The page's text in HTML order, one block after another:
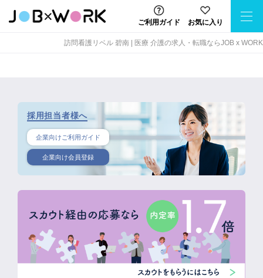
ご利用ガイド お気に入り
訪問看護リベル 碧南 | 医療 介護の求人・転職ならJOB x WORK
採用担当者様へ
企業向けご利用ガイド
企業向け会員登録